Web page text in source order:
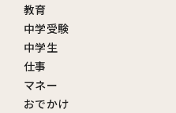
教育
中学受験
中学生
仕事
マネー
おでかけ